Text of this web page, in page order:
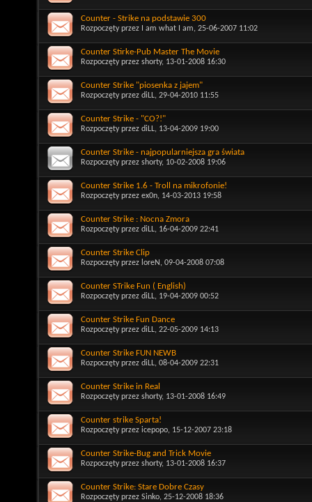
Counter - Strike na podstawie 300
Rozpoczęty przez I am what I am, 25-06-2007 11:02
Counter Stirke-Pub Master The Movie
Rozpoczęty przez shorty, 13-01-2008 16:30
Counter Strike "piosenka z jajem"
Rozpoczęty przez diLL, 29-04-2010 11:55
Counter Strike - "CO?!"
Rozpoczęty przez diLL, 13-04-2009 19:00
Counter Strike - najpopularniejsza gra świata
Rozpoczęty przez shorty, 10-02-2008 19:06
Counter Strike 1.6 - Troll na mikrofonie!
Rozpoczęty przez ex0n, 14-03-2013 19:58
Counter Strike : Nocna Zmora
Rozpoczęty przez diLL, 16-04-2009 22:41
Counter Strike Clip
Rozpoczęty przez loreN , 09-04-2008 07:08
Counter STrike Fun ( English)
Rozpoczęty przez diLL, 19-04-2009 00:52
Counter Strike Fun Dance
Rozpoczęty przez diLL, 22-05-2009 14:13
Counter Strike FUN NEWB
Rozpoczęty przez diLL, 08-04-2009 22:31
Counter Strike in Real
Rozpoczęty przez shorty, 13-01-2008 16:49
Counter strike Sparta!
Rozpoczęty przez icepopo, 15-12-2007 23:18
Counter Strike-Bug and Trick Movie
Rozpoczęty przez shorty, 13-01-2008 16:37
Counter Strike: Stare Dobre Czasy
Rozpoczęty przez Sinko, 25-12-2008 18:36